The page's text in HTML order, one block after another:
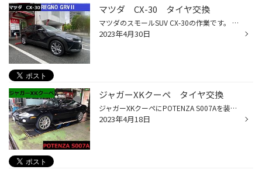
マツダ CX-30 タイヤ交換
マツダのスモールSUV CX-30の作業です。 乗り心地の良さと走りの良さ、高重心車両の足元を支えるために REGNO GRVⅡ をチョイス致しました。 走行後の感想をお聞きしてみたいです！
2023年4月30日
ジャガーXKクーペ タイヤ交換
ジャガーXKクーペにPOTENZA S007Aを装着致しました。 サイズは255/35R20 285/30R20 車検も通過したばかりですので、これでばっちりですね！ ありがとうございました。
2023年4月18日